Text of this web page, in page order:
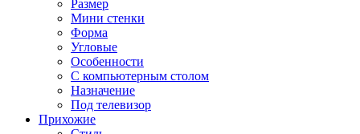
Размер
Мини стенки
Форма
Угловые
Особенности
С компьютерным столом
Назначение
Под телевизор
Прихожие